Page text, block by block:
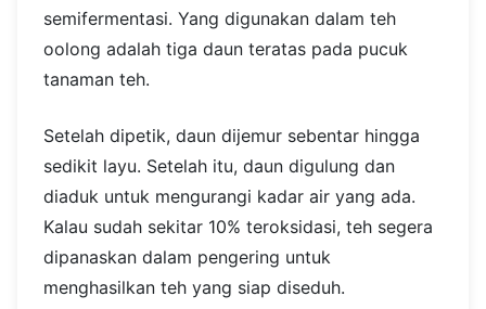
semifermentasi. Yang digunakan dalam teh
oolong adalah tiga daun teratas pada pucuk
tanaman teh.
Setelah dipetik, daun dijemur sebentar hingga
sedikit layu. Setelah itu, daun digulung dan
diaduk untuk mengurangi kadar air yang ada.
Kalau sudah sekitar 10% teroksidasi, teh segera
dipanaskan dalam pengering untuk
menghasilkan teh yang siap diseduh.